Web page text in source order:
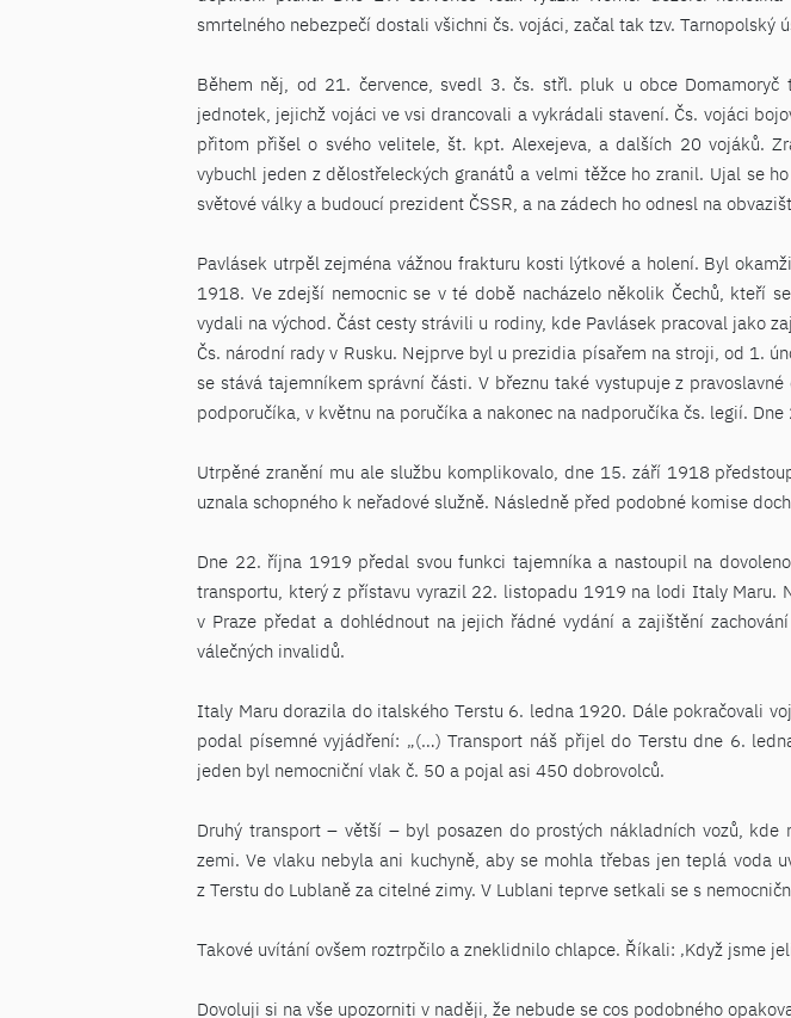
smrtelného nebezpečí dostali všichni čs. vojáci, začal tak tzv. Tarnopolský
Během něj, od 21. července, svedl 3. čs. střl. pluk u obce
jednotek, jejichž vojáci ve vsi drancovali a vykrádali stavení. Čs. vojáci
přitom přišel o svého velitele, št. kpt. Alexejeva, a dalších 20 vojáků.
vybuchl jeden z dělostřeleckých granátů a velmi těžce ho zranil. Ujal se
světové války a budoucí prezident ČSSR, a na zádech ho odnesl na
Pavlásek utrpěl zejména vážnou frakturu kosti lýtkové a holení. Byl
1918. Ve zdejší nemocnic se v té době nacházelo několik Čechů, kteří
vydali na východ. Část cesty strávili u rodiny, kde Pavlásek pracoval jako
Čs. národní rady v Rusku. Nejprve byl u prezidia písařem na stroji, od 1.
se stává tajemníkem správní části. V březnu také vystupuje z
podporučíka, v květnu na poručíka a nakonec na nadporučíka čs. legií.
Utrpěné zranění mu ale službu komplikovalo, dne 15. září 1918
uznala schopného k neřadové služně. Následně před podobné komise
Dne 22. října 1919 předal svou funkci tajemníka a nastoupil na
transportu, který z přístavu vyrazil 22. listopadu 1919 na lodi Italy Maru.
v Praze předat a dohlédnout na jejich řádné vydání a zajištění
válečných invalidů.
Italy Maru dorazila do italského Terstu 6. ledna 1920. Dále pokračovali
podal písemné vyjádření: „(…) Transport náš přijel do Terstu dne 6.
jeden byl nemocniční vlak č. 50 a pojal asi 450 dobrovolců.
Druhý transport – větší – byl posazen do prostých nákladních vozů,
zemi. Ve vlaku nebyla ani kuchyně, aby se mohla třebas jen teplá voda
z Terstu do Lublaně za citelné zimy. V Lublani teprve setkali se s
Takové uvítání ovšem roztrpčilo a zneklidnilo chlapce. Říkali: ‚Když jsme
Dovoluji si na vše upozorniti v naději, že nebude se cos podobného